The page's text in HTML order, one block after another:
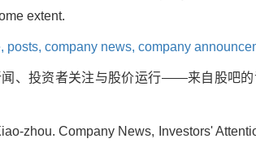
extent.
posts, company news, company
、投资者关注与股价运行——来自股吧
zhou. Company News, Investors'